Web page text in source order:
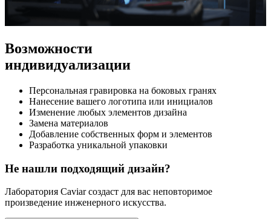
Возможности
индивидуализации
Персональная гравировка на боковых гранях
Нанесение вашего логотипа или инициалов
Изменение любых элементов дизайна
Замена материалов
Добавление собственных форм и элементов
Разработка уникальной упаковки
Не нашли подходящий дизайн?
Лаборатория Caviar создаст для вас неповторимое
произведение инженерного искусства.